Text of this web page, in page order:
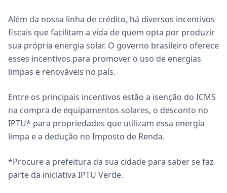
Além da nossa linha de crédito, há diversos incentivos
fiscais que facilitam a vida de quem opta por produzir
sua própria energia solar. O governo brasileiro oferece
esses incentivos para promover o uso de energias
limpas e renováveis no país.
Entre os principais incentivos estão a isenção do ICMS
na compra de equipamentos solares, o desconto no
IPTU* para propriedades que utilizam essa energia
limpa e a dedução no Imposto de Renda.
*Procure a prefeitura da sua cidade para saber se faz
parte da iniciativa IPTU Verde.